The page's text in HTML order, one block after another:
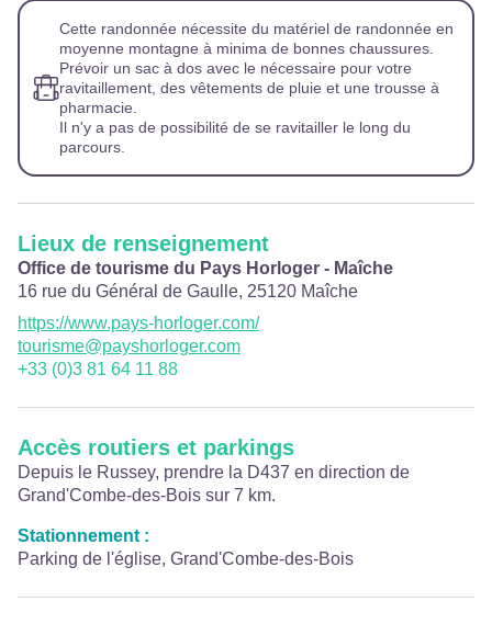
Cette randonnée nécessite du matériel de randonnée en
moyenne montagne à minima de bonnes chaussures.
Prévoir un sac à dos avec le nécessaire pour votre
ravitaillement, des vêtements de pluie et une trousse à
pharmacie.
Il n'y a pas de possibilité de se ravitailler le long du
parcours.
Lieux de renseignement
Office de tourisme du Pays Horloger - Maîche
16 rue du Général de Gaulle, 25120 Maîche
https://www.pays-horloger.com/
tourisme@payshorloger.com
+33 (0)3 81 64 11 88
Accès routiers et parkings
Depuis le Russey, prendre la D437 en direction de
Grand'Combe-des-Bois sur 7 km.
Stationnement :
Parking de l'église, Grand'Combe-des-Bois